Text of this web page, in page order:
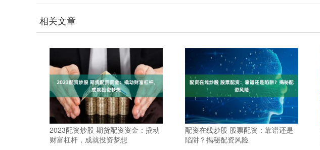
相关文章
2023配资炒股 期货配资资金：撬动
财富杠杆，成就投资梦想
配资在线炒股 股票配资：靠谱还是
陷阱？揭秘配资风险